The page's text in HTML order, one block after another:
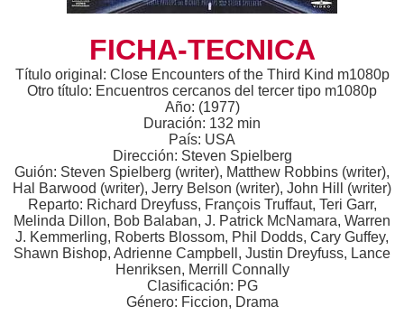
FICHA-TECNICA
Título original: Close Encounters of the Third Kind m1080p
Otro título: Encuentros cercanos del tercer tipo m1080p
Año: (1977)
Duración: 132 min
País: USA
Dirección: Steven Spielberg
Guión: Steven Spielberg (writer), Matthew Robbins (writer),
Hal Barwood (writer), Jerry Belson (writer), John Hill (writer)
Reparto: Richard Dreyfuss, François Truffaut, Teri Garr,
Melinda Dillon, Bob Balaban, J. Patrick McNamara, Warren
J. Kemmerling, Roberts Blossom, Phil Dodds, Cary Guffey,
Shawn Bishop, Adrienne Campbell, Justin Dreyfuss, Lance
Henriksen, Merrill Connally
Clasificación: PG
Género: Ficcion, Drama